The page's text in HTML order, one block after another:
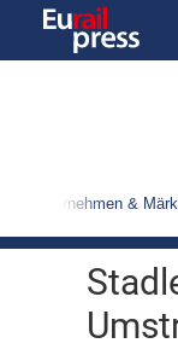
Unternehmen &